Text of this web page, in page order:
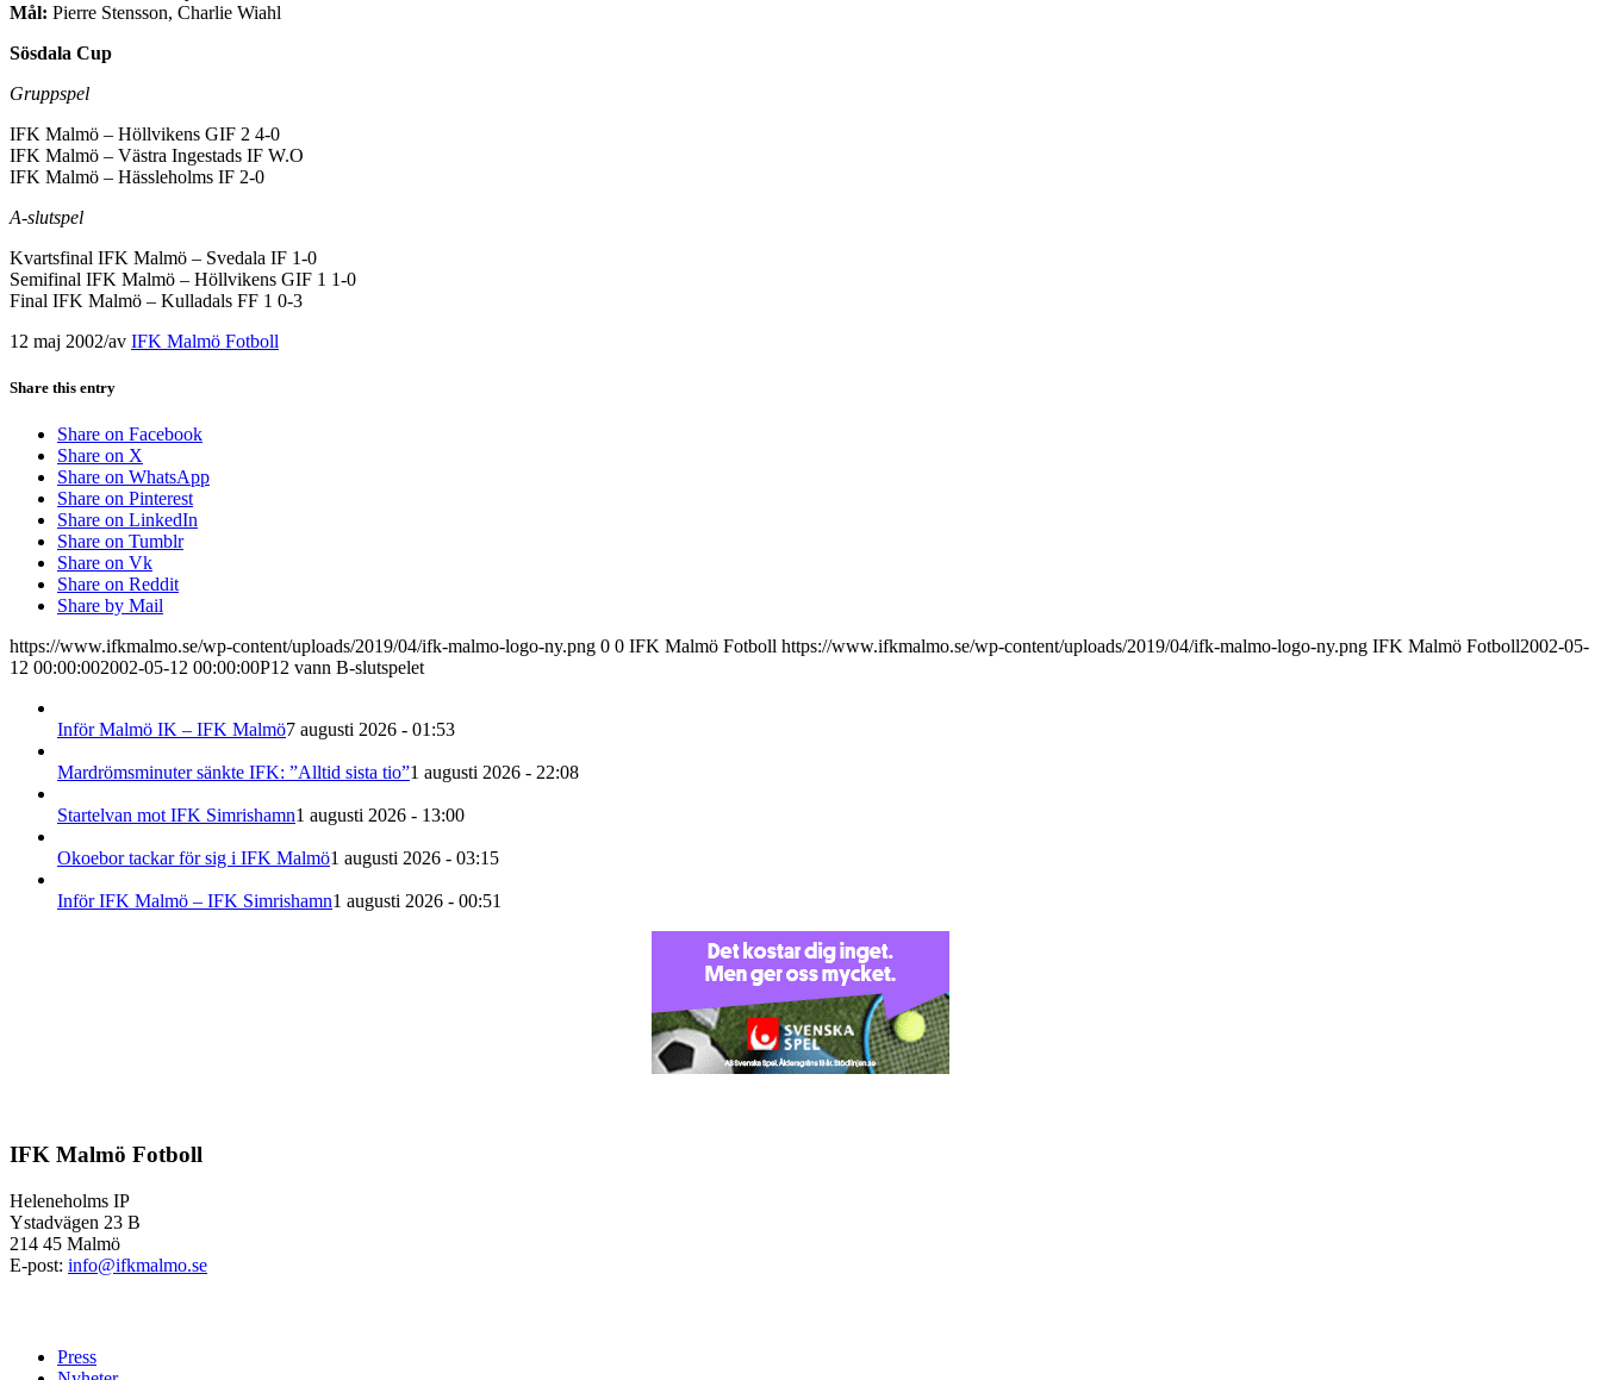
Mål: Pierre Stensson, Charlie Wiahl
Sösdala Cup
Gruppspel
IFK Malmö – Höllvikens GIF 2 4-0
IFK Malmö – Västra Ingestads IF W.O
IFK Malmö – Hässleholms IF 2-0
A-slutspel
Kvartsfinal IFK Malmö – Svedala IF 1-0
Semifinal IFK Malmö – Höllvikens GIF 1 1-0
Final IFK Malmö – Kulladals FF 1 0-3
12 maj 2002/av IFK Malmö Fotboll
Share this entry
Share on Facebook
Share on X
Share on WhatsApp
Share on Pinterest
Share on LinkedIn
Share on Tumblr
Share on Vk
Share on Reddit
Share by Mail
https://www.ifkmalmo.se/wp-content/uploads/2019/04/ifk-malmo-logo-ny.png 0 0 IFK Malmö Fotboll https://www.ifkmalmo.se/wp-content/uploads/2019/04/ifk-malmo-logo-ny.png IFK Malmö Fotboll2002-05-
12 00:00:002002-05-12 00:00:00P12 vann B-slutspelet
Inför Malmö IK – IFK Malmö7 augusti 2026 - 01:53
Mardrömsminuter sänkte IFK: ”Alltid sista tio”1 augusti 2026 - 22:08
Startelvan mot IFK Simrishamn1 augusti 2026 - 13:00
Okoebor tackar för sig i IFK Malmö1 augusti 2026 - 03:15
Inför IFK Malmö – IFK Simrishamn1 augusti 2026 - 00:51
IFK Malmö Fotboll
Heleneholms IP
Ystadvägen 23 B
214 45 Malmö
E-post: info@ifkmalmo.se
Press